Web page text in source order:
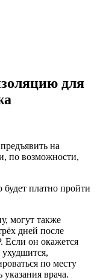
для
на
по возможности,
будет платно пройти
могут также
дней после
Если он окажется
по месту
врача.